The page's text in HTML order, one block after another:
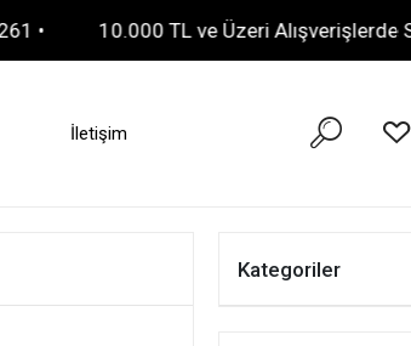
10.000 TL ve Üzeri Alışverişlerde Sepette
İletişim
Kategoriler